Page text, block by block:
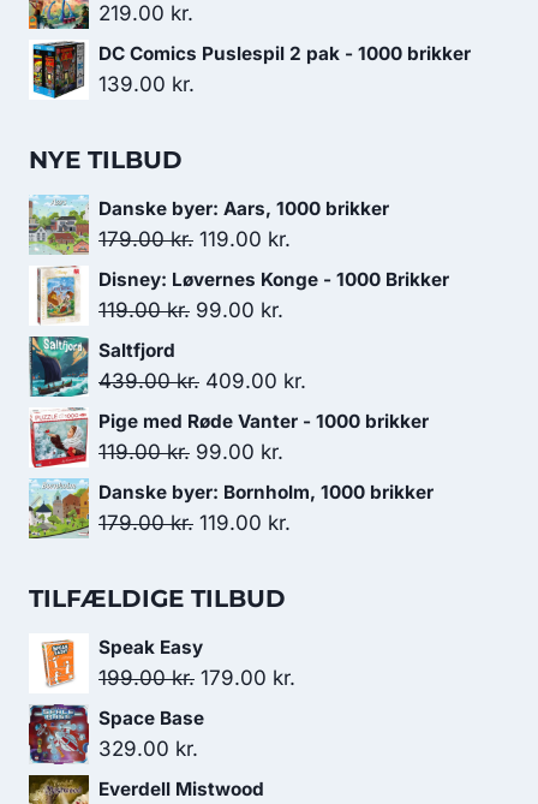
219.00 kr.
DC Comics Puslespil 2 pak - 1000 brikker
139.00 kr.
NYE TILBUD
Danske byer: Aars, 1000 brikker
179.00kr. Den
oprindelige
pris
179.00 kr..
119.00 kr.
aktuelle
Disney: Løvernes Konge - 1000 Brikker
119.00kr. Den
pris
119.00 kr..
99.00 kr.
pris
Saltfjord
439.00kr. Den
oprindelige
pris
439.00 kr..
409.00 kr.
aktuelle
409.00 kr..
Pige med Røde Vanter - 1000 brikker
119.00kr. Den
oprindelige
pris
99.00 kr.
aktuelle
pris
Danske byer: Bornholm, 1000 brikker
179.00kr. Den
pris
179.00 kr..
119.00 kr.
TILFÆLDIGE TILBUD
Speak Easy
199.00kr. Den
oprindelige
179.00 kr.
Space Base
329.00 kr.
Everdell Mistwood